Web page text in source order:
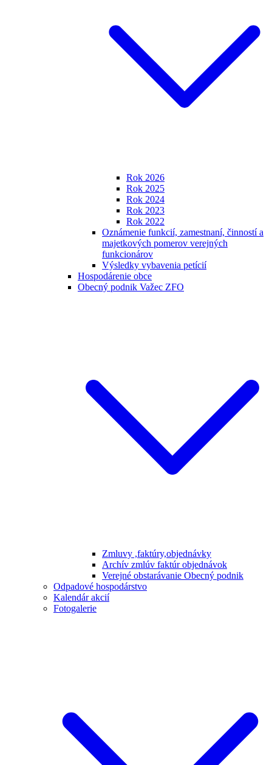
Rok 2026
Rok 2025
Rok 2024
Rok 2023
Rok 2022
Oznámenie funkcií, zamestnaní, činností a
majetkových pomerov verejných
funkcionárov
Výsledky vybavenia petícií
Hospodárenie obce
Obecný podnik Važec ZFO
Zmluvy ,faktúry,objednávky
Archív zmlúv faktúr objednávok
Verejné obstarávanie Obecný podnik
Odpadové hospodárstvo
Kalendár akcií
Fotogalerie